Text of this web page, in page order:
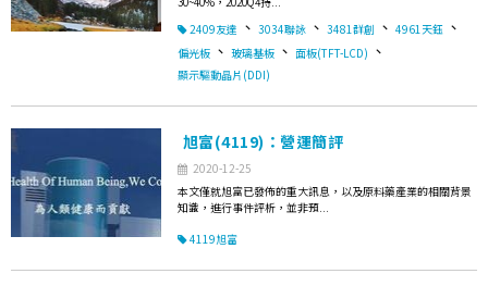
2409友達 、 3034聯詠 、 3481群創 、 4961天鈺 、
偏光板 、 玻璃基板 、 面板(TFT-LCD) 、
顯示驅動晶片(DDI)
旭富(4119)：營運簡評
2020-12-25
本文僅就旭富已發佈的重大訊息，以及原料藥產業的相關背景
知識，進行事件評析，並非預...
4119旭富